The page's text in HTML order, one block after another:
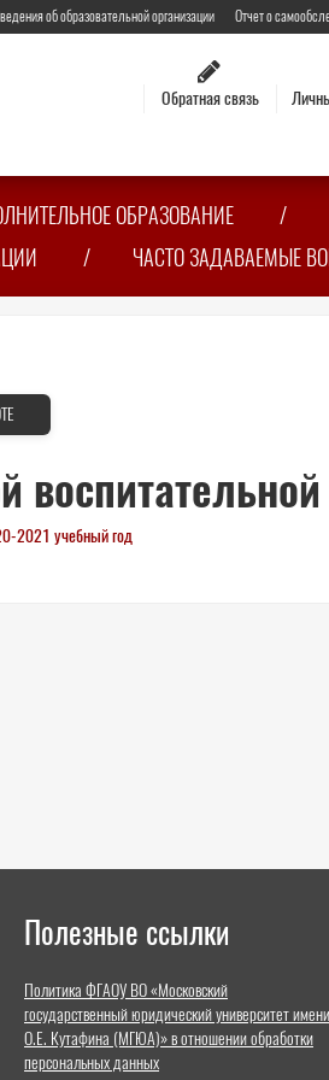
об образовательной организации Отчет о
Обратная связь
ОБРАЗОВАНИЕ
ЧАСТО ЗАДАВАЕМЫЕ
2021 учебный год
Полезные ссылки
Политика ФГАОУ ВО «Московский
государственный юридический университет имени
О.Е. Кутафина (МГЮА)» в отношении обработки
персональных данных